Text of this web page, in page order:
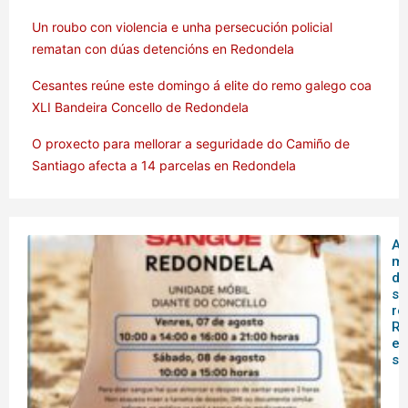
Un roubo con violencia e unha persecución policial
rematan con dúas detencións en Redondela
Cesantes reúne este domingo á elite do remo galego coa
XLI Bandeira Concello de Redondela
O proxecto para mellorar a seguridade do Camiño de
Santiago afecta a 14 parcelas en Redondela
A